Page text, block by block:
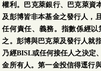
權利。巴克萊銀行、巴克萊資
及彭博皆非本基金之發行人，
任何責任、義務。指數係經
之。彭博與巴克萊及發行人就
乃經BISL或任何接任人之決定
金所有人。第一金投信得逕行